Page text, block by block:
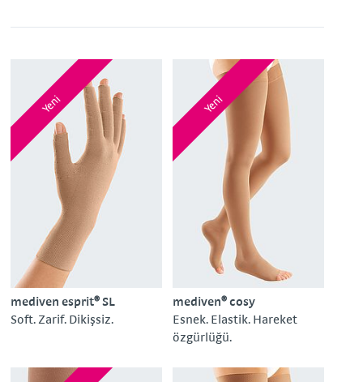
mediven esprit® SL
Soft. Zarif. Dikişsiz.
Yeni
mediven® cosy
Esnek. Elastik. Hareket
özgürlüğü.
Yeni